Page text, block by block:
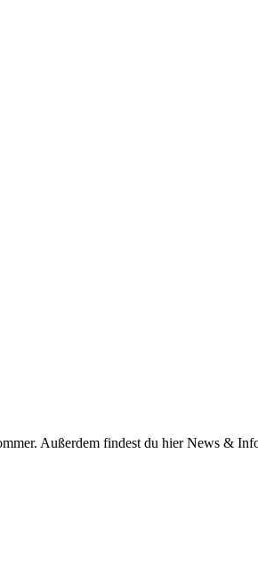
Außerdem findest du hier News &